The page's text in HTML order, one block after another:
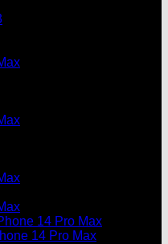
14 Pro Max
14 Pro Max